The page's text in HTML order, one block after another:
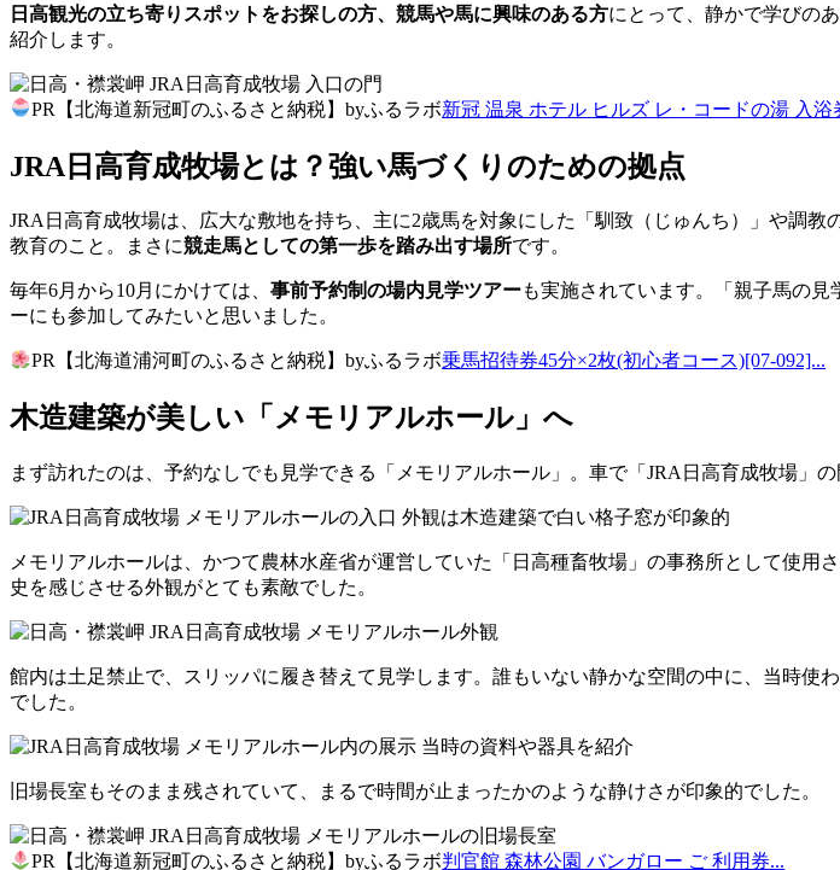
日高観光の立ち寄りスポットをお探しの方、競馬や馬に興味のある方にとって、静かで学びの
紹介します。
PR【北海道新冠町のふるさと納税】byふるラボ新冠 温泉 ホテル ヒルズ レ・コードの湯 入浴
JRA日高育成牧場とは？強い馬づくりのための拠点
JRA日高育成牧場は、広大な敷地を持ち、主に2歳馬を対象にした「馴致（じゅんち）」や調
教育のこと。まさに競走馬としての第一歩を踏み出す場所です。
毎年6月から10月にかけては、 事前予約制の場内見学ツアーも実施されています。「親子馬の
ーにも参加してみたいと思いました。
PR【北海道浦河町のふるさと納税】byふるラボ乗馬招待券45分×2枚(初心者コース)[07-092]...
木造建築が美しい「メモリアルホール」へ
まず訪れたのは、予約なしでも見学できる「メモリアルホール」。車で「JRA日高育成牧場」
メモリアルホールは、かつて農林水産省が運営していた「日高種畜牧場」の事務所として使
史を感じさせる外観がとても素敵でした。
館内は土足禁止で、スリッパに履き替えて見学します。誰もいない静かな空間の中に、当時使
でした。
旧場長室もそのまま残されていて、まるで時間が止まったかのような静けさが印象的でした。
PR【北海道新冠町のふるさと納税】byふるラボ判官館 森林公園 バンガロー ご 利用券...